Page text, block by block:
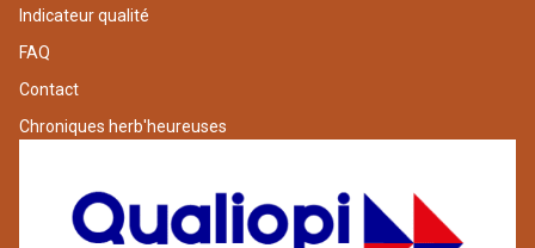
Indicateur qualité
FAQ
Contact
Chroniques herb'heureuses